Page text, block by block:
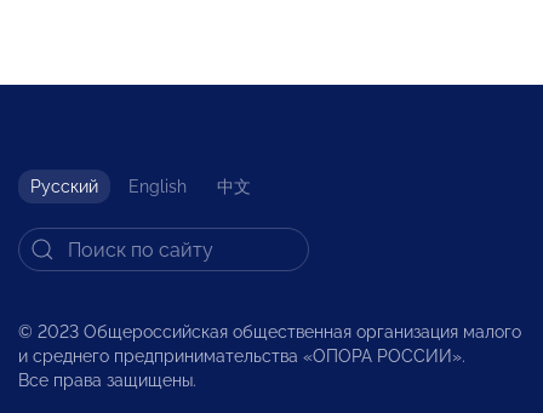
Русский English 中文
© 2023 Общероссийская общественная организация малого
и среднего предпринимательства «ОПОРА РОССИИ».
Все права защищены.